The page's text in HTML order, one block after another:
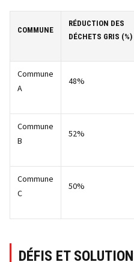
COMMUNE
RÉDUCTION DES
DÉCHETS GRIS (%)
Commune
A
48%
Commune
B
52%
Commune
C
50%
DÉFIS ET